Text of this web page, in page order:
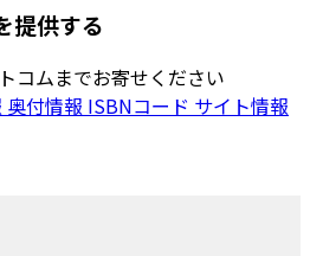
提供する
コムまでお寄せください
奥付情報 ISBNコード サイト情報